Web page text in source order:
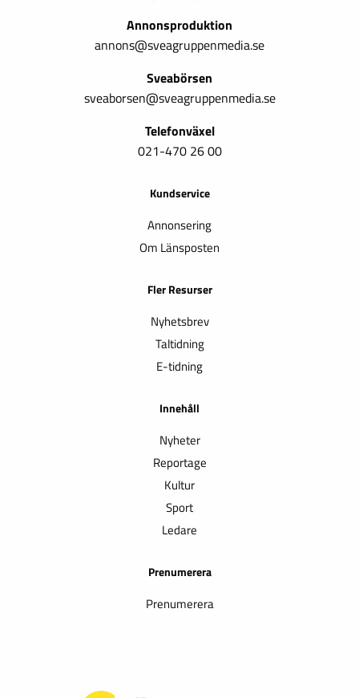
Annonsproduktion
annons@sveagruppenmedia.se
Sveabörsen
sveaborsen@sveagruppenmedia.se
Telefonväxel
021-470 26 00
Kundservice
Annonsering
Om Länsposten
Fler Resurser
Nyhetsbrev
Taltidning
E-tidning
Innehåll
Nyheter
Reportage
Kultur
Sport
Ledare
Prenumerera
Prenumerera